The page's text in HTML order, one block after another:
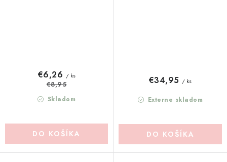
Skladom
€6,26 / ks
€8,95
DO KOŠÍKA
Externe skladom
€34,95 / ks
DO KOŠÍKA